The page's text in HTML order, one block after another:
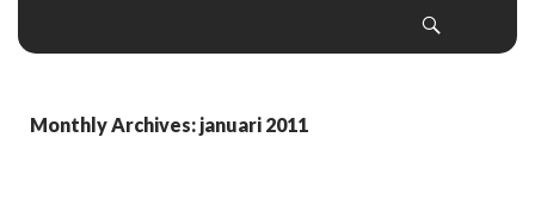
Monthly Archives: januari 2011